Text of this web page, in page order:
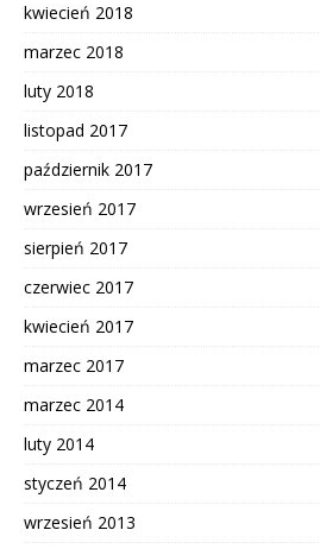
kwiecień 2018
marzec 2018
luty 2018
listopad 2017
październik 2017
wrzesień 2017
sierpień 2017
czerwiec 2017
kwiecień 2017
marzec 2017
marzec 2014
luty 2014
styczeń 2014
wrzesień 2013